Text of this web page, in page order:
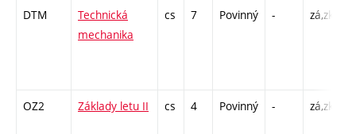
DTM
Technická
mechanika
cs 7 Povinný - zá,zk
OZ2 Základy letu II cs 4 Povinný - zá,zk